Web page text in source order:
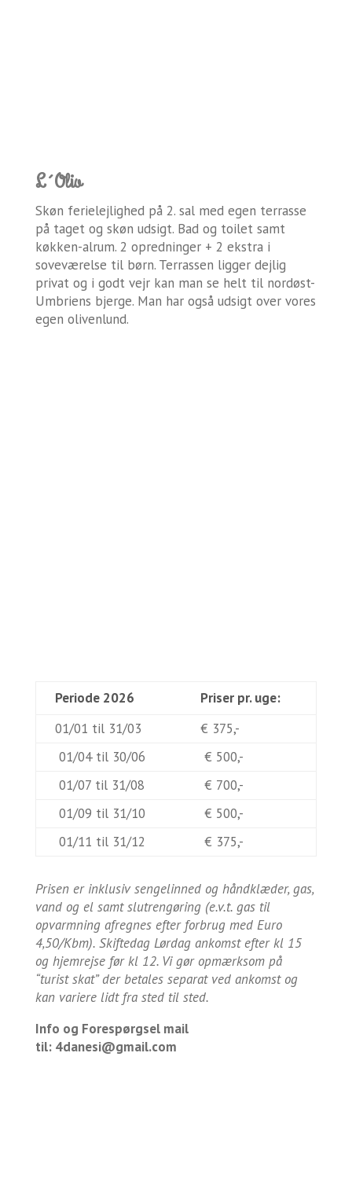
L´Olio
Skøn ferielejlighed på 2. sal med egen terrasse
på taget og skøn udsigt. Bad og toilet samt
køkken-alrum. 2 opredninger + 2 ekstra i
soveværelse til børn. Terrassen ligger dejlig
privat og i godt vejr kan man se helt til nordøst-
Umbriens bjerge. Man har også udsigt over vores
egen olivenlund.
Periode 2026
Priser pr. uge:
01/01 til 31/03
€ 375,-
01/04 til 30/06
€ 500,-
01/07 til 31/08
€ 700,-
01/09 til 31/10
€ 500,-
01/11 til 31/12
€ 375,-
Prisen er inklusiv sengelinned og håndklæder, gas,
vand og el samt slutrengøring (e.v.t. gas til
opvarmning afregnes efter forbrug med Euro
4,50/Kbm). Skiftedag Lørdag ankomst efter kl 15
og hjemrejse før kl 12. Vi gør opmærksom på
“turist skat” der betales separat ved ankomst og
kan variere lidt fra sted til sted.
Info og Forespørgsel mail
til: 4danesi@gmail.com